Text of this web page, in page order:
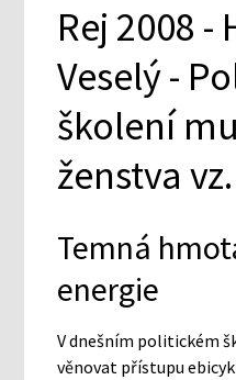
Rej 2008 -
Veselý -
školení
ženstva
Temná
energie
V dnešním politickém
věnovat přístupu